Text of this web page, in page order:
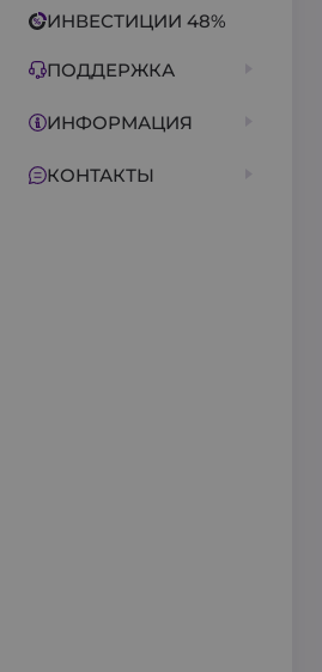
ИНВЕСТИЦИИ 48%
ПОДДЕРЖКА
ИНФОРМАЦИЯ
КОНТАКТЫ